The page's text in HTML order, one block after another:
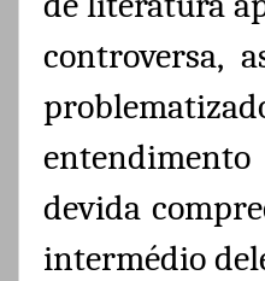
controversa,
devida
intermédio